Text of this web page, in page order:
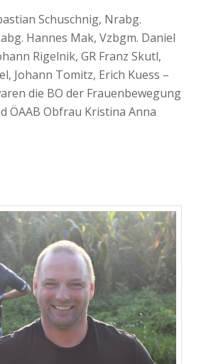
Schuschnig, Nrabg.
Hannes Mak, Vzbgm. Daniel
Rigelnik, GR Franz Skutl,
Johann Tomitz, Erich Kuess –
die BO der Frauenbewegung
ÖAAB Obfrau Kristina Anna